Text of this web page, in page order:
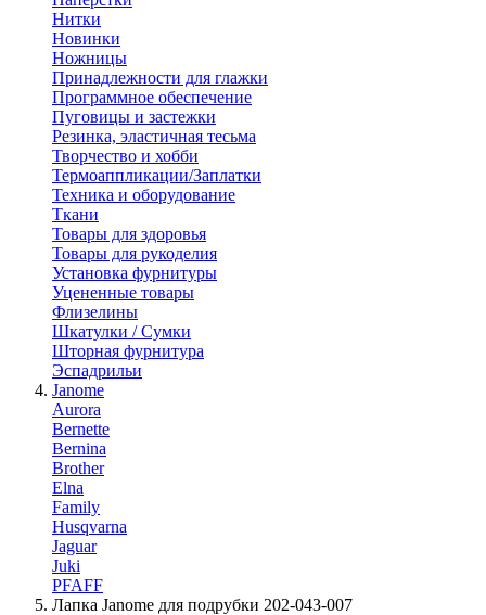
Нитки
Новинки
Ножницы
Принадлежности для глажки
Программное обеспечение
Пуговицы и застежки
Резинка, эластичная тесьма
Творчество и хобби
Термоаппликации/Заплатки
Техника и оборудование
Ткани
Товары для здоровья
Товары для рукоделия
Установка фурнитуры
Уцененные товары
Флизелины
Шкатулки / Сумки
Шторная фурнитура
Эспадрильи
Janome
Aurora
Bernette
Bernina
Brother
Elna
Family
Husqvarna
Jaguar
Juki
PFAFF
Лапка Janome для подрубки 202-043-007